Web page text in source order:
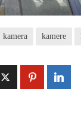
kamera kamere